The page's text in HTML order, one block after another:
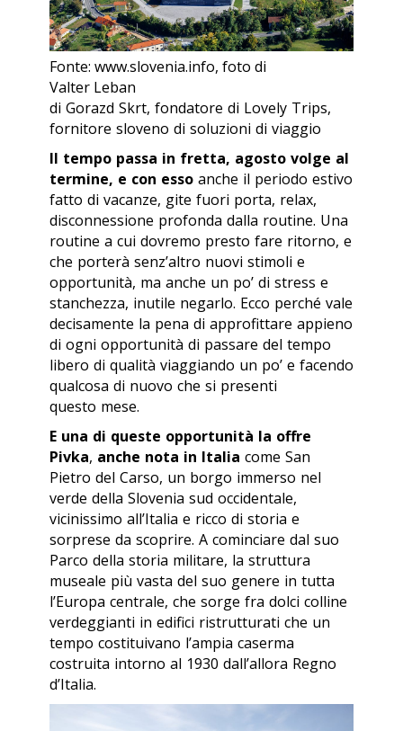
Fonte: www.slovenia.info, foto di
Valter Leban
di Gorazd Skrt, fondatore di Lovely Trips,
fornitore sloveno di soluzioni di viaggio
Il tempo passa in fretta, agosto volge al
termine, e con esso anche il periodo estivo
fatto di vacanze, gite fuori porta, relax,
disconnessione profonda dalla routine. Una
routine a cui dovremo presto fare ritorno, e
che porterà senz’altro nuovi stimoli e
opportunità, ma anche un po’ di stress e
stanchezza, inutile negarlo. Ecco perché vale
decisamente la pena di approfittare appieno
di ogni opportunità di passare del tempo
libero di qualità viaggiando un po’ e facendo
qualcosa di nuovo che si presenti
questo mese.
E una di queste opportunità la offre
Pivka, anche nota in Italia come San
Pietro del Carso, un borgo immerso nel
verde della Slovenia sud occidentale,
vicinissimo all’Italia e ricco di storia e
sorprese da scoprire. A cominciare dal suo
Parco della storia militare, la struttura
museale più vasta del suo genere in tutta
l’Europa centrale, che sorge fra dolci colline
verdeggianti in edifici ristrutturati che un
tempo costituivano l’ampia caserma
costruita intorno al 1930 dall’allora Regno
d’Italia.